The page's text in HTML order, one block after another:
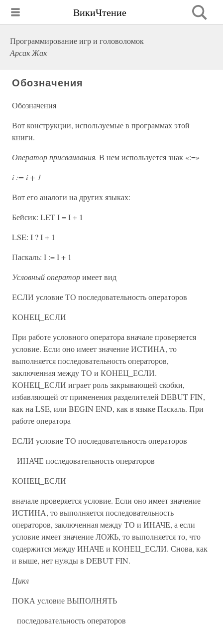
ВикиЧтение
Программирование игр и головоломок
Арсак Жак
Обозначения
Обозначения
Вот конструкции, используемые в программах этой
книги.
Оператор присваивания. В нем используется знак «:=»
i:= i+ 1
Вот его аналоги на других языках:
Бейсик: LET I = I + 1
LSE: I ? I + 1
Паскаль: I := I + 1
Условный операторимеет вид
ЕСЛИ условие ТО последовательность операторов
КОНЕЦ_ЕСЛИ
При работе условного оператора вначале проверяется
условие. Если оно имеет значение ИСТИНА, то
выполняется последовательность операторов,
заключенная между ТО и КОНЕЦ_ЕСЛИ.
КОНЕЦ_ЕСЛИ играет роль закрывающей скобки,
избавляющей от применения разделителей DEBUT FIN,
как на LSE, или BEGIN END, как в языке Паскаль. При
работе оператора
ЕСЛИ условие ТО последовательность операторов
ИНАЧЕ последовательность операторов
КОНЕЦ_ЕСЛИ
вначале проверяется условие. Если оно имеет значение
ИСТИНА, то выполняется последовательность
операторов, заключенная между ТО и ИНАЧЕ, а если
условие имеет значение ЛОЖЬ, то выполняется то, что
содержится между ИНАЧЕ и КОНЕЦ_ЕСЛИ. Снова, как
и выше, нет нужды в DEBUT FIN.
Цикл
ПОКА условие ВЫПОЛНЯТЬ
последовательность операторов